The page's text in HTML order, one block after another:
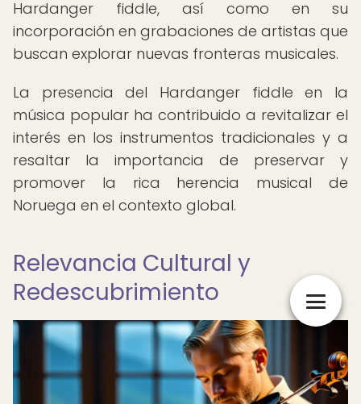
Hardanger fiddle, así como en su
incorporación en grabaciones de artistas que
buscan explorar nuevas fronteras musicales.
La presencia del Hardanger fiddle en la
música popular ha contribuido a revitalizar el
interés en los instrumentos tradicionales y a
resaltar la importancia de preservar y
promover la rica herencia musical de
Noruega en el contexto global.
Relevancia Cultural y
Redescubrimiento